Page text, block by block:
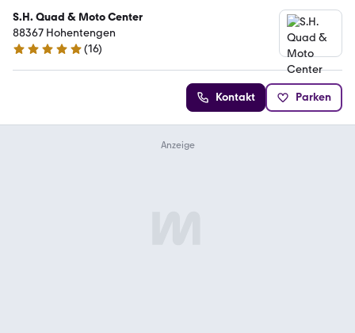
S.H. Quad & Moto Center
88367 Hohentengen
5 Sterne
(16)
Kontakt Parken